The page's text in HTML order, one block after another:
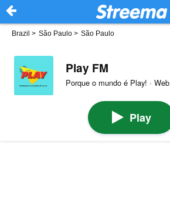
Brazil > São Paulo > São Paulo
Play FM
Porque o mundo é Play! · Web
Play